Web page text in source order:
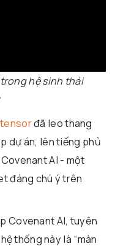
hệ sinh thái
đã leo thang
dự án, lên tiếng phủ
AI - một
đáng chú ý trên
Covenant AI, tuyên
thống này là “màn